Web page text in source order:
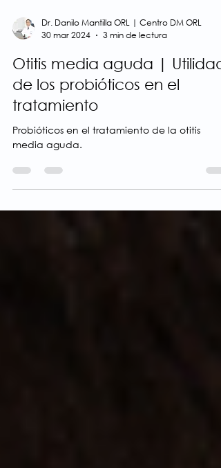
30 mar 2024
3 min de lectura
Otitis media aguda | Utilidad
de los probióticos en el
tratamiento
media aguda.